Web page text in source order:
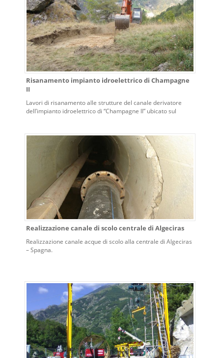
Risanamento impianto idroelettrico di Champagne
II
Lavori di risanamento alle strutture del canale derivatore
dell’impianto idroelettrico di “Champagne II” ubicato sul
Realizzazione canale di scolo centrale di Algeciras
Realizzazione canale acque di scolo alla centrale di Algeciras
– Spagna.